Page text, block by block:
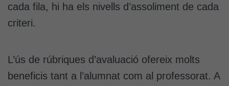
cada fila, hi ha els nivells d’assoliment de cada
criteri.
L’ús de rúbriques d’avaluació ofereix molts
beneficis tant a l’alumnat com al professorat. A